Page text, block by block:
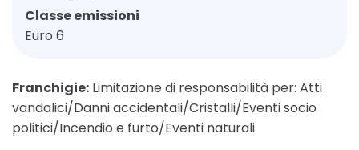
Classe emissioni
Euro 6
Franchigie: Limitazione di responsabilità per: Atti
vandalici/Danni accidentali/Cristalli/Eventi socio
politici/Incendio e furto/Eventi naturali